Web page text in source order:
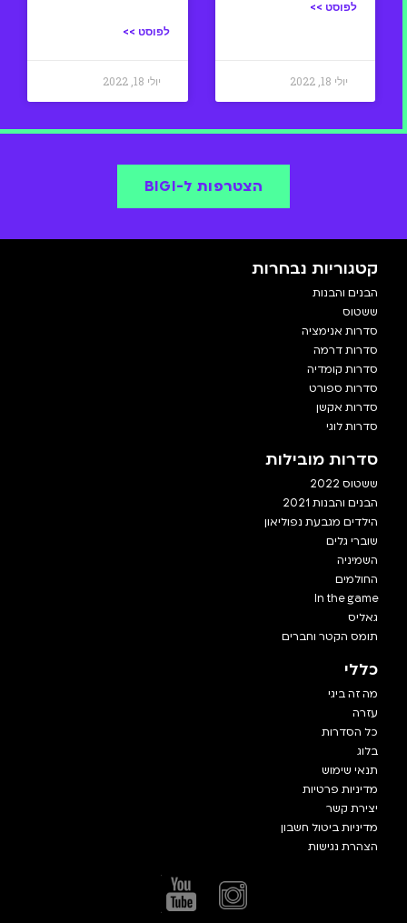
לפוסט >>
יולי 18, 2022
לפוסט >>
יולי 18, 2022
הצטרפות ל-BIGI
קטגוריות נבחרות
הבנים והבנות
ששטוס
סדרות אנימציה
סדרות דרמה
סדרות קומדיה
סדרות ספורט
סדרות אקשן
סדרות לוגי
סדרות מובילות
ששטוס 2022
הבנים והבנות 2021
הילדים מגבעת נפוליאון
שוברי גלים
השמיניה
החולמים
In the game
גאליס
תומס הקטר וחברים
כללי
מה זה ביגי
עזרה
כל הסדרות
בלוג
תנאי שימוש
מדיניות פרטיות
יצירת קשר
מדיניות ביטול חשבון
הצהרת נגישות